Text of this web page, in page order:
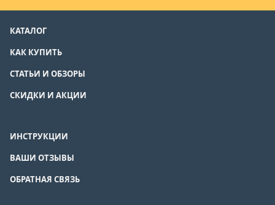
КАТАЛОГ
КАК КУПИТЬ
СТАТЬИ И ОБЗОРЫ
СКИДКИ И АКЦИИ
ИНСТРУКЦИИ
ВАШИ ОТЗЫВЫ
ОБРАТНАЯ СВЯЗЬ